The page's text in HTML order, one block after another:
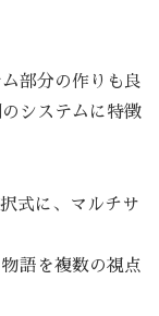
部分の作りも良
システムに特徴
式に、マルチサ
語を複数の視点